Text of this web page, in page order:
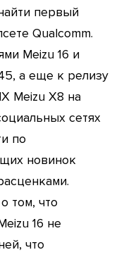
первый
Qualcomm.
Meizu 16 и
а еще к релизу
Meizu X8 на
сетях
по
новинок
том, что
16 не
что